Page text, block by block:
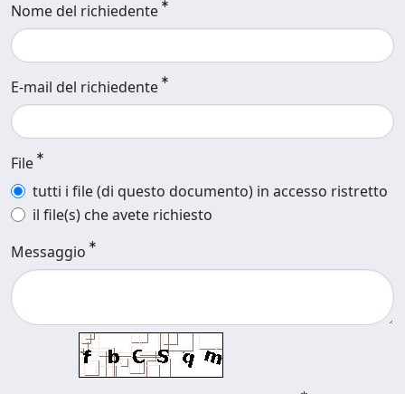
Nome del richiedente
E-mail del richiedente
File
tutti i file (di questo documento) in accesso ristretto
il file(s) che avete richiesto
Messaggio